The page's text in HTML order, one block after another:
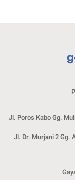
Jl. Poros Kabo Gg.
Jl. Dr. Murjani 2 Gg.